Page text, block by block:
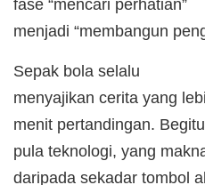
fase “mencari perhatian”
menjadi “membangun
Sepak bola selalu
menyajikan cerita yang
menit pertandingan. Begitu
pula teknologi, yang
daripada sekadar tombol